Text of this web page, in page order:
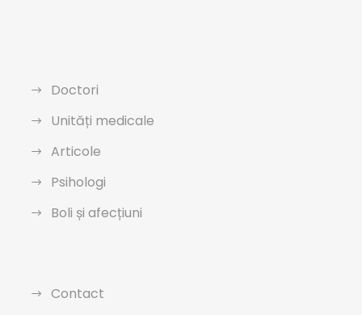
Doctori
Unități medicale
Articole
Psihologi
Boli și afecțiuni
Contact